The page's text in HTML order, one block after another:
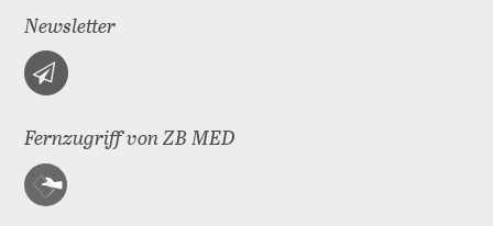
Newsletter
Fernzugriff von ZB MED